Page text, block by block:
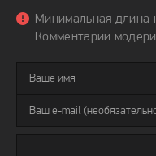
Минимальная длина
Комментарии